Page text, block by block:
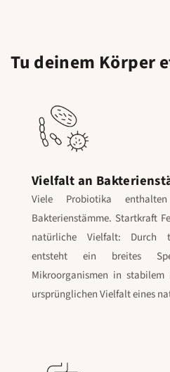
Tu deinem Körper
Vielfalt an
Viele Probiotika
Bakterienstämme. Startkraft
natürliche Vielfalt: Durch
entsteht ein breites
Mikroorganismen in
ursprünglichen Vielfalt eines